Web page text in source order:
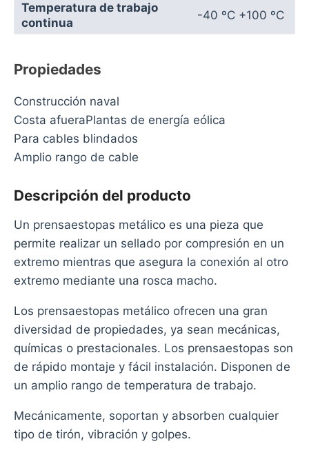
Temperatura de trabajo
continua
-40 ºC +100 ºC
Propiedades
Construcción naval
Costa afueraPlantas de energía eólica
Para cables blindados
Amplio rango de cable
Descripción del producto
Un prensaestopas metálico es una pieza que
permite realizar un sellado por compresión en un
extremo mientras que asegura la conexión al otro
extremo mediante una rosca macho.
Los prensaestopas metálico ofrecen una gran
diversidad de propiedades, ya sean mecánicas,
químicas o prestacionales. Los prensaestopas son
de rápido montaje y fácil instalación. Disponen de
un amplio rango de temperatura de trabajo.
Mecánicamente, soportan y absorben cualquier
tipo de tirón, vibración y golpes.